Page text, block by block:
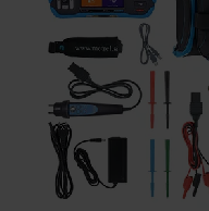
images
gallery